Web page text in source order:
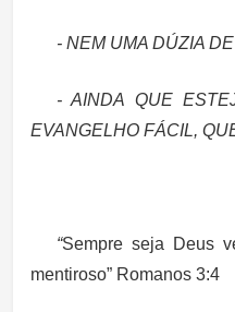
- NEM UMA DÚZIA
- AINDA QUE
EVANGELHO FÁCIL,
“Sempre seja Deus
mentiroso” Romanos 3:4